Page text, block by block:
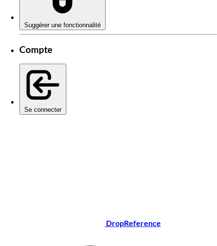
Suggérer une fonctionnalité
Compte
Se connecter
DropReference